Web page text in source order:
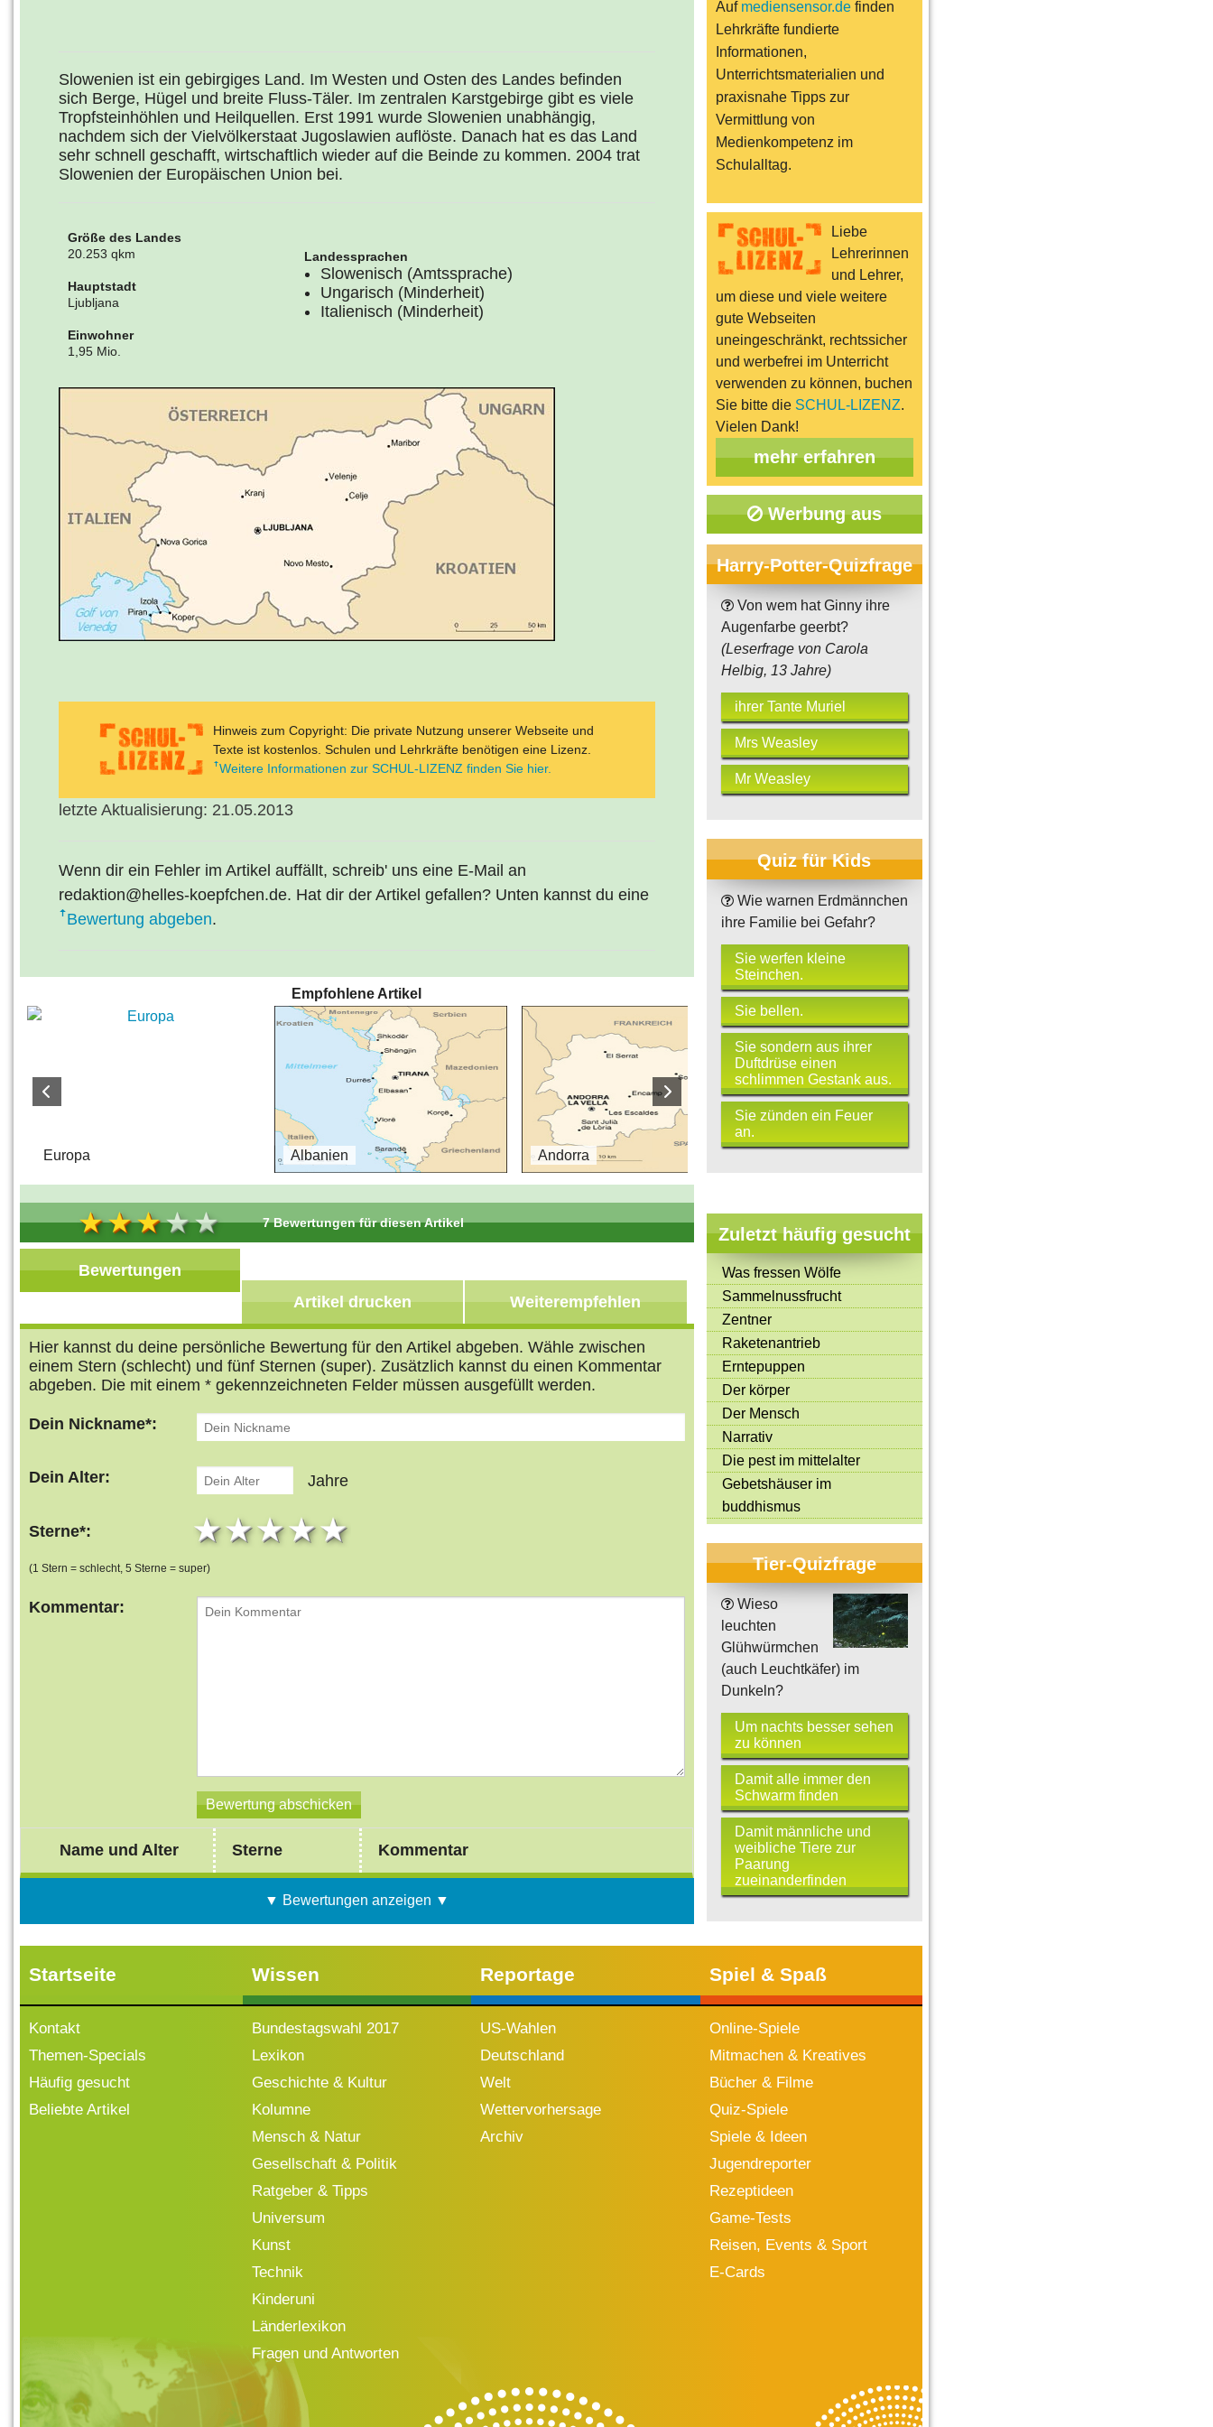
Slowenien ist ein gebirgiges Land. Im Westen und Osten des Landes befinden
sich Berge, Hügel und breite Fluss-Täler. Im zentralen Karstgebirge gibt es viele
Tropfsteinhöhlen und Heilquellen. Erst 1991 wurde Slowenien unabhängig,
nachdem sich der Vielvölkerstaat Jugoslawien auflöste. Danach hat es das Land
sehr schnell geschafft, wirtschaftlich wieder auf die Beinde zu kommen. 2004 trat
Slowenien der Europäischen Union bei.
Größe des Landes
20.253 qkm
Landessprachen
Slowenisch (Amtssprache)
Ungarisch (Minderheit)
Italienisch (Minderheit)
Hauptstadt
Ljubljana
Einwohner
1,95 Mio.
Hinweis zum Copyright: Die private Nutzung unserer Webseite und
Texte ist kostenlos. Schulen und Lehrkräfte benötigen eine Lizenz.
Weitere Informationen zur SCHUL-LIZENZ finden Sie hier.
letzte Aktualisierung: 21.05.2013
Wenn dir ein Fehler im Artikel auffällt, schreib' uns eine E-Mail an
redaktion@helles-koepfchen.de. Hat dir der Artikel gefallen? Unten kannst du eine
Bewertung abgeben.
Empfohlene Artikel
Europa
Albanien Andorra
7 Bewertungen für diesen Artikel
Bewertungen
Artikel drucken
Weiterempfehlen
Hier kannst du deine persönliche Bewertung für den Artikel abgeben. Wähle zwischen
einem Stern (schlecht) und fünf Sternen (super). Zusätzlich kannst du einen Kommentar
abgeben. Die mit einem * gekennzeichneten Felder müssen ausgefüllt werden.
Dein Nickname*:
Dein Alter: Jahre
Sterne*: 4 stars
3 stars
2 stars
1 star
(1 Stern = schlecht, 5 Sterne = super)
Kommentar:
Name und Alter Sterne Kommentar
▼ Bewertungen anzeigen ▼
Auf mediensensor.definden
Lehrkräfte fundierte
Informationen,
Unterrichtsmaterialien und
praxisnahe Tipps zur
Vermittlung von
Medienkompetenz im
Schulalltag.
Liebe
Lehrerinnen
und Lehrer,
um diese und viele weitere
gute Webseiten
uneingeschränkt, rechtssicher
und werbefrei im Unterricht
verwenden zu können, buchen
Sie bitte die SCHUL-LIZENZ.
Vielen Dank!
mehr erfahren
Werbung aus
Harry-Potter-Quizfrage
Von wem hat Ginny ihre
Augenfarbe geerbt?
(Leserfrage von Carola
Helbig, 13 Jahre)
ihrer Tante Muriel
Mrs Weasley
Mr Weasley
Quiz für Kids
Wie warnen Erdmännchen
ihre Familie bei Gefahr?
Sie werfen kleine
Steinchen.
Sie bellen.
Sie sondern aus ihrer
Duftdrüse einen
schlimmen Gestank aus.
Sie zünden ein Feuer
an.
Zuletzt häufig gesucht
Was fressen Wölfe
Sammelnussfrucht
Zentner
Raketenantrieb
Erntepuppen
Der körper
Der Mensch
Narrativ
Die pest im mittelalter
Gebetshäuser im
buddhismus
Tier-Quizfrage
Wieso
leuchten
Glühwürmchen
(auch Leuchtkäfer) im
Dunkeln?
Um nachts besser sehen
zu können
Damit alle immer den
Schwarm finden
Damit männliche und
weibliche Tiere zur
Paarung
zueinanderfinden
Startseite
Kontakt
Themen-Specials
Häufig gesucht
Beliebte Artikel
Wissen
Bundestagswahl 2017
Lexikon
Geschichte & Kultur
Kolumne
Mensch & Natur
Gesellschaft & Politik
Ratgeber & Tipps
Universum
Kunst
Technik
Kinderuni
Länderlexikon
Fragen und Antworten
Reportage
US-Wahlen
Deutschland
Welt
Wettervorhersage
Archiv
Spiel & Spaß
Online-Spiele
Mitmachen & Kreatives
Bücher & Filme
Quiz-Spiele
Spiele & Ideen
Jugendreporter
Rezeptideen
Game-Tests
Reisen, Events & Sport
E-Cards